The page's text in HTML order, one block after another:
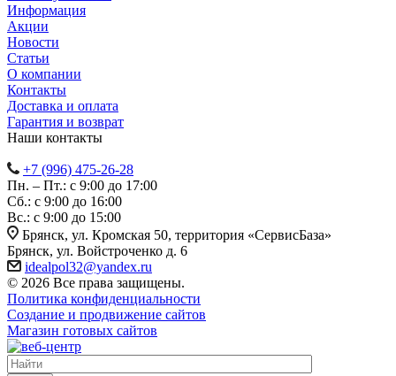
Информация
Акции
Новости
Статьи
О компании
Контакты
Доставка и оплата
Гарантия и возврат
Наши контакты
+7 (996) 475-26-28
Пн. – Пт.: с 9:00 до 17:00
Сб.: с 9:00 до 16:00
Bc.: с 9:00 до 15:00
Брянск, ул. Кромская 50, территория «СервисБаза»
Брянск, ул. Войстроченко д. 6
idealpol32@yandex.ru
© 2026 Все права защищены.
Политика конфиденциальности
Создание и продвижение сайтов
Магазин готовых сайтов